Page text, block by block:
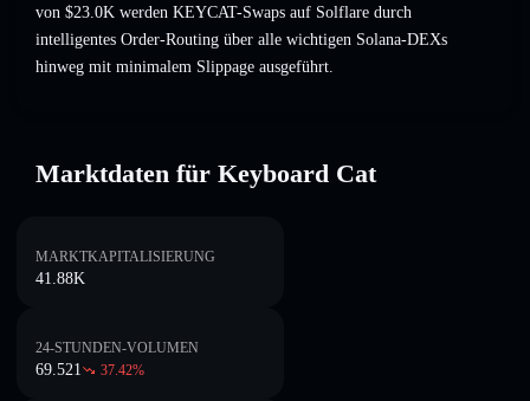
von $23.0K werden KEYCAT-Swaps auf Solflare durch
intelligentes Order-Routing über alle wichtigen Solana-DEXs
hinweg mit minimalem Slippage ausgeführt.
Marktdaten für Keyboard Cat
MARKTKAPITALISIERUNG
41.88K
24-STUNDEN-VOLUMEN
69.521 37.42%